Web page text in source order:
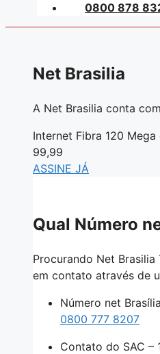
0800 878
Net Brasilia
A Net Brasilia conta
Internet Fibra 120
99,99
ASSINE JÁ
Qual Número
Procurando Net
em contato através de
Número net
0800 777 8207
Contato do SAC –